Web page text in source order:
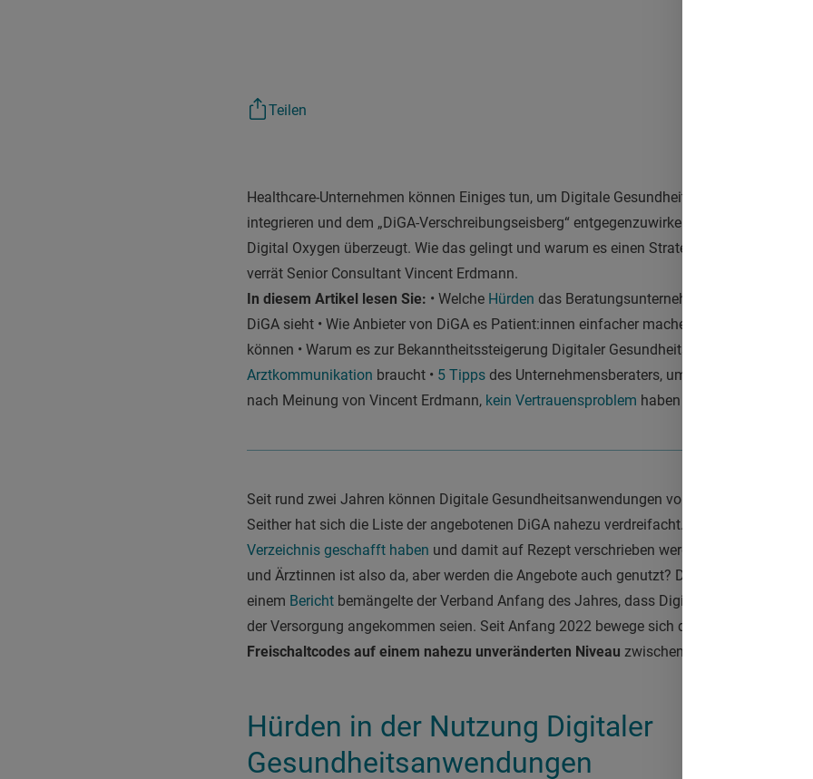
Teilen
Healthcare-Unternehmen können Einiges tun, um Digitale Gesundheitsanwendungen
integrieren und dem „DiGA-Verschreibungseisberg“ entgegenzuwirken, davon ist das
Digital Oxygen überzeugt. Wie das gelingt und warum es einen Strategiewechsel von
verrät Senior Consultant Vincent Erdmann.
In diesem Artikel lesen Sie: • Welche Hürden das Beratungsunternehmen Digital Oxygen
DiGA sieht • Wie Anbieter von DiGA es Patient:innen einfacher machen und den
können • Warum es zur Bekanntheitssteigerung Digitaler Gesundheitsanwendungen einen
Arztkommunikation braucht • 5 Tipps des Unternehmensberaters, um DiGA bekannter zu
nach Meinung von Vincent Erdmann, kein Vertrauensproblem haben
Seit rund zwei Jahren können Digitale Gesundheitsanwendungen von Ärztinnen und
Seither hat sich die Liste der angebotenen DiGA nahezu verdreifacht. Aktuell gibt es
Verzeichnis geschafft haben und damit auf Rezept verschrieben werden können. Digitale
und Ärztinnen ist also da, aber werden die Angebote auch genutzt? Der GKV-
einem Bericht bemängelte der Verband Anfang des Jahres, dass Digitale
der Versorgung angekommen seien. Seit Anfang 2022 bewege sich die
Freischaltcodes auf einem nahezu unveränderten Niveau zwischen 10.000 und 12.000
Hürden in der Nutzung Digitaler
Gesundheitsanwendungen